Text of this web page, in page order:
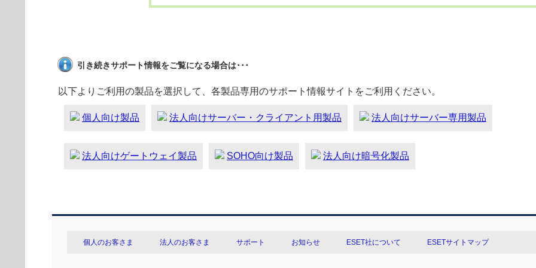
引き続きサポート情報をご覧になる場合は･･･
以下よりご利用の製品を選択して、各製品専用のサポート情報サイトをご利用ください。
個人向け製品 法人向けサーバー・クライアント用製品 法人向けサーバー専用製品
法人向けゲートウェイ製品 SOHO向け製品 法人向け暗号化製品
個人のお客さま 法人のお客さま サポート お知らせ ESET社について ESETサイトマップ